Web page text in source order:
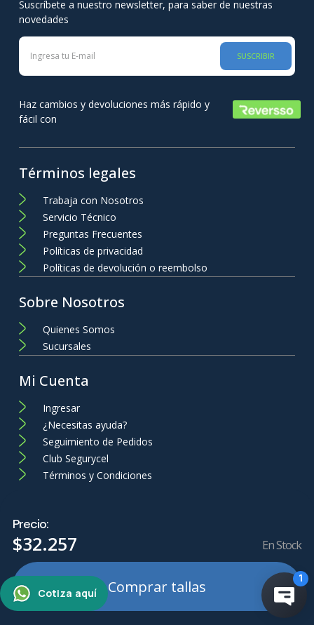
Precio:
$32.257 En Stock
Comprar tallas
Suscríbete a nuestro newsletter, para saber de nuestras
novedades
SUSCRIBIR
Haz cambios y devoluciones más rápido y
fácil con
Términos legales
Trabaja con Nosotros
Servicio Técnico
Preguntas Frecuentes
Políticas de privacidad
Políticas de devolución o reembolso
Sobre Nosotros
Quienes Somos
Sucursales
Mi Cuenta
Ingresar
¿Necesitas ayuda?
Seguimiento de Pedidos
Club Segurycel
Términos y Condiciones